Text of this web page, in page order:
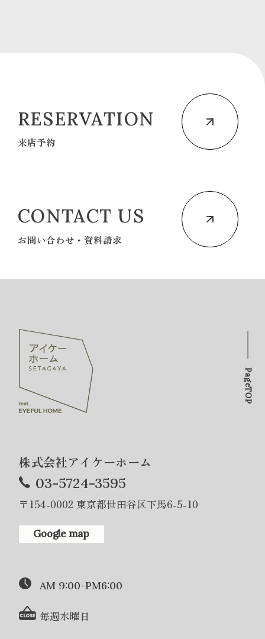
RESERVATION
来店予約
CONTACT US
お問い合わせ・資料請求
株式会社アイケーホーム
03-5724-3595
〒154-0002 東京都世田谷区下馬6-5-10
Google map
AM 9:00-PM6:00
毎週水曜日
PageTOP